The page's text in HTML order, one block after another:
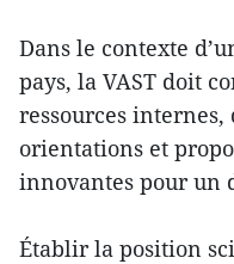
Dans le contexte
pays, la VAST doit
ressources
orientations et
innovantes pour un
Établir la position